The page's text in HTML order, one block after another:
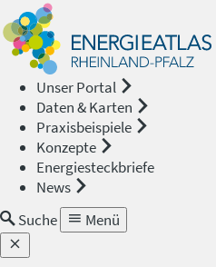
Unser Portal
Daten & Karten
Praxisbeispiele
Konzepte
Energiesteckbriefe
News
Suche
Menü